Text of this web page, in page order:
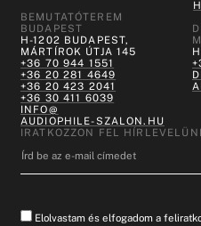
BEMUTATÓTEREM
BUDAPEST
H-1202 BUDAPEST,
MÁRTÍROK ÚTJA 145
+36 70 944 1551
+36 20 281 4649
+36 20 423 2041
+36 30 411 6039
INFO@
AUDIOPHILE-SZALON.HU
IRATKOZZON FEL
Elolvastam és elfogadom a